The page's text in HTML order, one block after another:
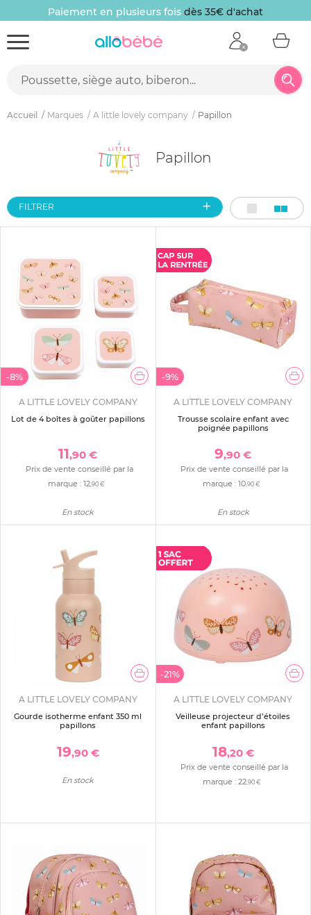
Paiement en plusieurs fois dès 35€ d'achat
Accueil Marques A little lovely company Papillon
Papillon
FILTRER
-8%
A LITTLE LOVELY COMPANY
Lot de 4 boîtes à goûter papillons
11,90 €
Prix de vente conseillé par la
marque :12,90 €
En stock
-9%
A LITTLE LOVELY COMPANY
Trousse scolaire enfant avec
poignée papillons
9,90 €
Prix de vente conseillé par la
marque :10,90 €
En stock
A LITTLE LOVELY COMPANY
Gourde isotherme enfant 350 ml
papillons
19,90 €
En stock
-21%
A LITTLE LOVELY COMPANY
Veilleuse projecteur d’étoiles
enfant papillons
18,20 €
Prix de vente conseillé par la
marque : 22,90 €